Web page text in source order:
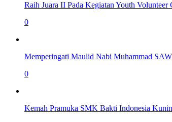
Raih Juara II Pada Kegiatan Youth
0
Memperingati Maulid Nabi Muhammad
0
Kemah Pramuka SMK Bakti Indonesia